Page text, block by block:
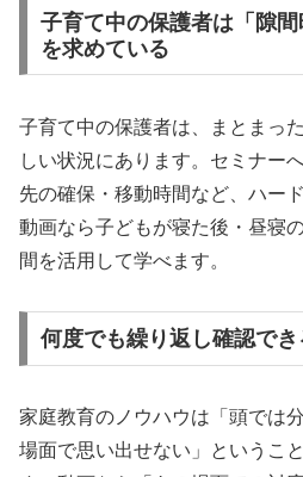
子育て中の保護者は「隙
を求めている
子育て中の保護者は、まとまっ
しい状況にあります。セミナー
先の確保・移動時間など、ハー
動画なら子どもが寝た後・昼寝
間を活用して学べます。
何度でも繰り返し確認でき
家庭教育のノウハウは「頭では
場面で思い出せない」というこ